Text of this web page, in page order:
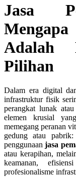
Jasa
Adalah
Pilihan
Dalam era digital
infrastruktur fisik
perangkat lunak
elemen krusial
memegang peranan
gedung atau
penggunaanjasa
atau kerapihan,
keamanan,
profesionalisme